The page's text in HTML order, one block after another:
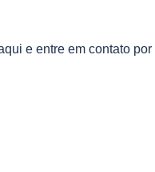
Telemetrias
veiculares
e entre em contato por